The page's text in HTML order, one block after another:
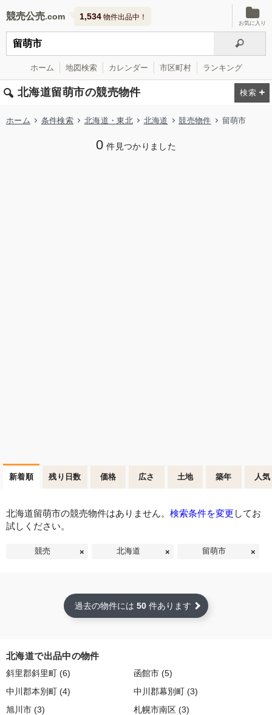
競売公売 1,534 物件出品中！
お気に入り
ホーム 地図検索 カレンダー 市区町村 ランキング
北海道留萌市の競売物件
ホーム 条件検索 北海道・東北 北海道 競売物件 留萌市
0 件見つかりました
新着順 残り日数 価格 広さ 土地 築年 人気
北海道留萌市の競売物件はありません。 検索条件を変更 してお
試しください。
競売 北海道 留萌市
過去の物件には 50 件あります
北海道で出品中の物件
斜里郡斜里町 (6) 函館市 (5)
中川郡本別町 (4) 中川郡幕別町 (3)
旭川市 (3) 札幌市南区 (3)